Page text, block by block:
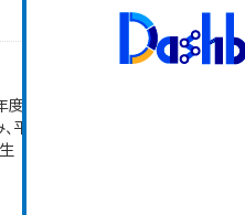
から変更 乳幼児・小中高
平成20年度から令和元年